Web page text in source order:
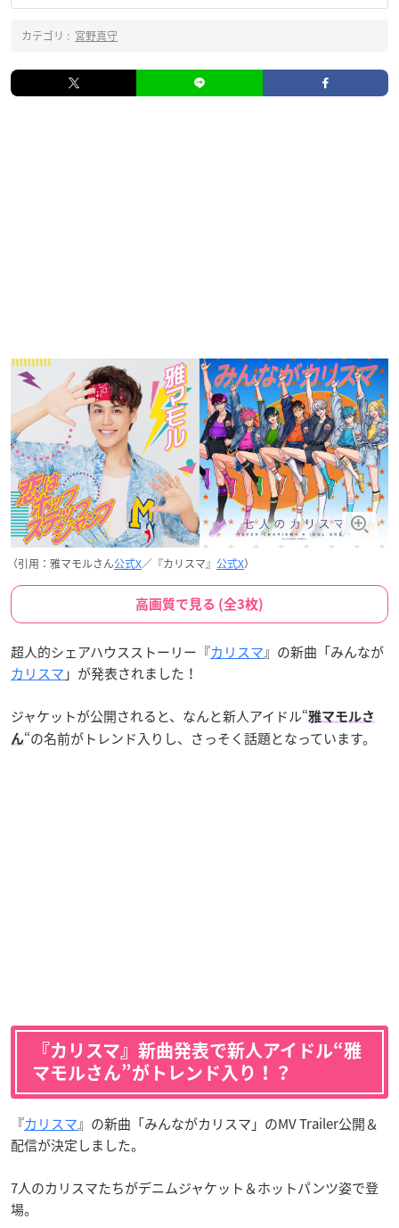
カテゴリ : 宮野真守
（引用：雅マモルさん公式X／『カリスマ』 公式X）
高画質で見る (全3枚)
超人的シェアハウスストーリー『カリスマ』の新曲「みんなが
カリスマ 」が発表されました！
ジャケットが公開されると、なんと新人アイドル“雅マモルさ
ん“の名前がトレンド入りし、さっそく話題となっています。
『カリスマ』新曲発表で新人アイドル“雅
マモルさん”がトレンド入り！？
『カリスマ』の新曲「みんながカリスマ」のMV Trailer公開＆
配信が決定しました。
7人のカリスマたちがデニムジャケット＆ホットパンツ姿で登
場。